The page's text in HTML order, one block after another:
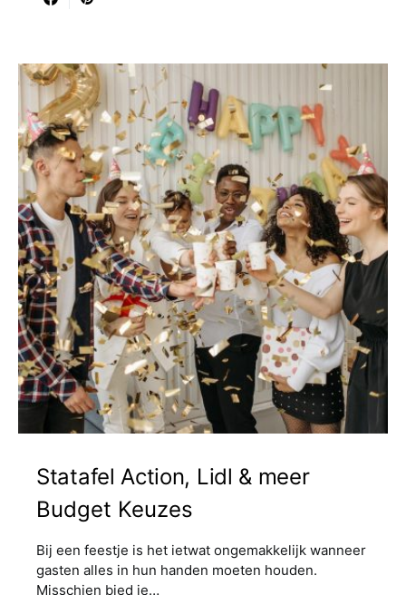
Statafel Action, Lidl & meer
Budget Keuzes
Bij een feestje is het ietwat ongemakkelijk wanneer
gasten alles in hun handen moeten houden.
Misschien bied je…